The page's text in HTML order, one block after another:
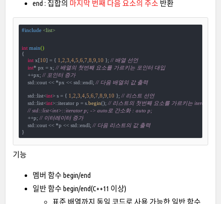
end : 집합의 마지막 번째 다음 요소의 주소 반환
#include <list>
int main()
{
int x[10] = { 1 2 3 4, 5 6 7 8 9 10 }; // 배열 선언
int* px = x; // 배열의 첫번째 요소를 가르키는 포인터 대입
    ++px;
// 포인터 증가
    std::cout << *px << std::endl;
// 다음 배열의 값 출력
    std::list<
int> s = { 1 2 3 4, 5 6 7 8 9 10 }; // 리스트 선언
    std::list<
int>::iterator p = s. begin(); // 리스트의 첫번째 요소를 가르키는 iterator 대
// std::list<int>::iterator p; -> auto로 간소화 : auto p;
    ++p;
// 이터레이터 증가
    std::cout << *p << std::endl;
// 다음 리스트의 값 출력
}
기능
멤버 함수 begin/end
일반 함수 begin/end(C++11 이상)
표준 배열까지 동일 코드로 사용 가능한 일반 함수